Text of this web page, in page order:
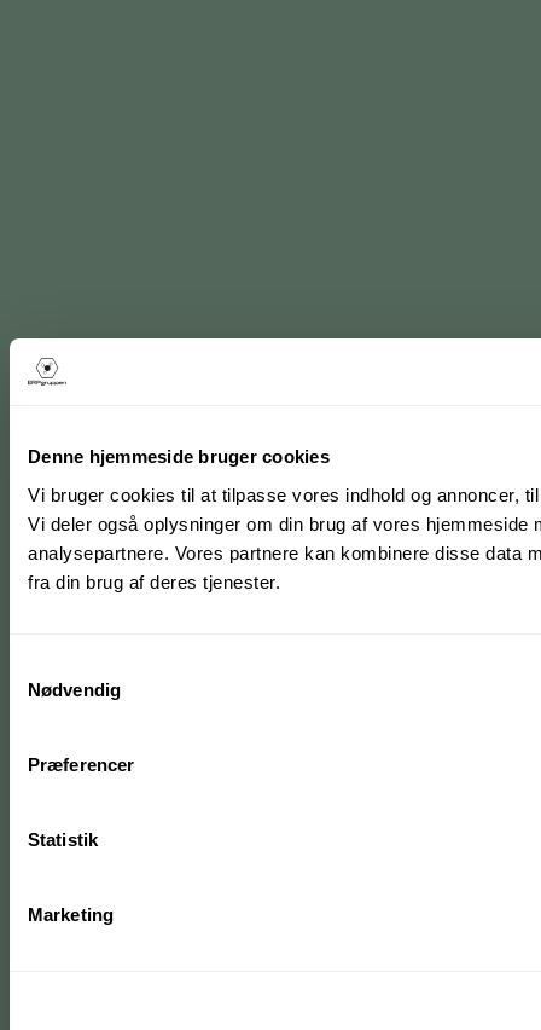
Denne hjemmeside bruger cookies
Vi bruger cookies til at tilpasse vores indhold og annoncer,
Vi deler også oplysninger om din brug af vores
analysepartnere. Vores partnere kan kombinere disse data
fra din brug af deres tjenester.
Nødvendig
Præferencer
Statistik
Marketing